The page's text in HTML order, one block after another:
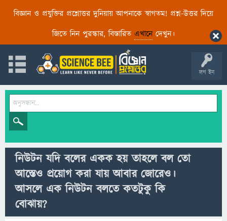
বিজ্ঞান ও প্রযুক্তির প্রশ্নোত্তর দুনিয়ায় আপনাকে স্বাগতম! প্রশ্ন-উত্তর দিয়ে
জিতে নিন পুরস্কার, বিস্তারিত এখানেদেখুন।
লগ ইন
নিউটন যদি বলের একক হয় তাহলে বল তো
আস্তেও প্রয়োগ করা যায় আবার জোরেও।
আসলে এক নিউটন বলতে কতটুকু কি
বোঝায়?